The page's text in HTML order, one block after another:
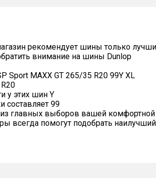
рекомендует шины только
внимание на шины Dunlop
Sport MAXX GT 265/35 R20 99Y XL
у этих шин Y
составляет 99
главных выборов вашей комфортной
всегда помогут подобрать наилучший